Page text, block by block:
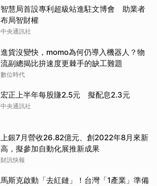
智慧局首設專利超級站進駐文博會 助業者
布局智財權
中央通訊社
進貨沒變快，momo為何仍導入機器人？物
流副總揭比拚速度更棘手的缺工難題
數位時代
宏正上半年每股賺2.5元 擬配息2.3元
中央通訊社
上銀7月營收26.82億元、創2022年8月來新
高，擬參加自動化展推新成果
財訊快報
馬斯克啟動「去紅鏈」！台灣「1產業」準備